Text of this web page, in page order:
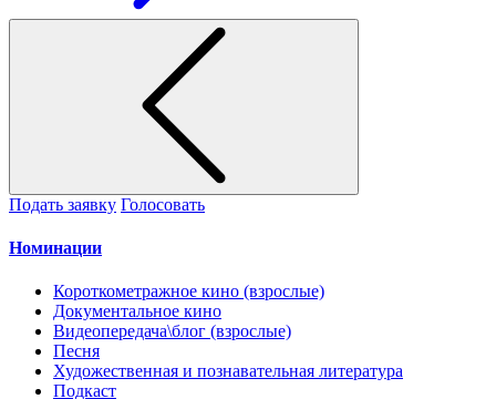
Подать заявку Голосовать
Номинации
Короткометражное кино (взрослые)
Документальное кино
Видеопередача\блог (взрослые)
Песня
Художественная и познавательная литература
Подкаст